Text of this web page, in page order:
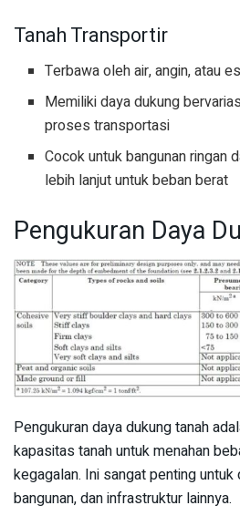
Tanah Transportir
Terbawa oleh air, angin, atau es
Memiliki daya dukung
proses transportasi
Cocok untuk bangunan ringan
lebih lanjut untuk beban berat
Pengukuran Daya
Pengukuran daya dukung tanah
kapasitas tanah untuk menahan
kegagalan. Ini sangat penting
bangunan, dan infrastruktur lainnya.